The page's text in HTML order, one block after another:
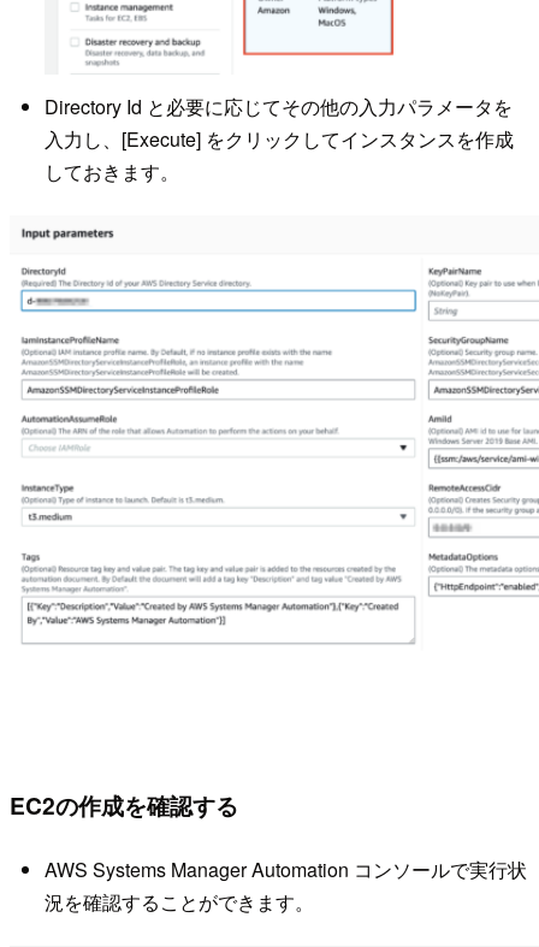
Directory Id と必要に応じてその他の入力パラメータを
入力し、[Execute] をクリックしてインスタンスを作成
しておきます。
EC2の作成を確認する
AWS Systems Manager Automation コンソールで実行状
況を確認することができます。